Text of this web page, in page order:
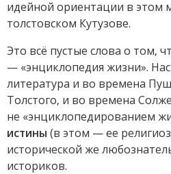
идейной ориентации в этом
толстовском Кутузове.
Это всё пустые слова о том,
— «энциклопедия жизни».
литература и во времена
Толстого, и во времена
не «энциклопедированием
истины (в этом — ее
исторической же
историков.